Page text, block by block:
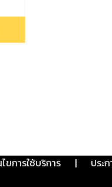
ไขการใช้บริการ | ประ